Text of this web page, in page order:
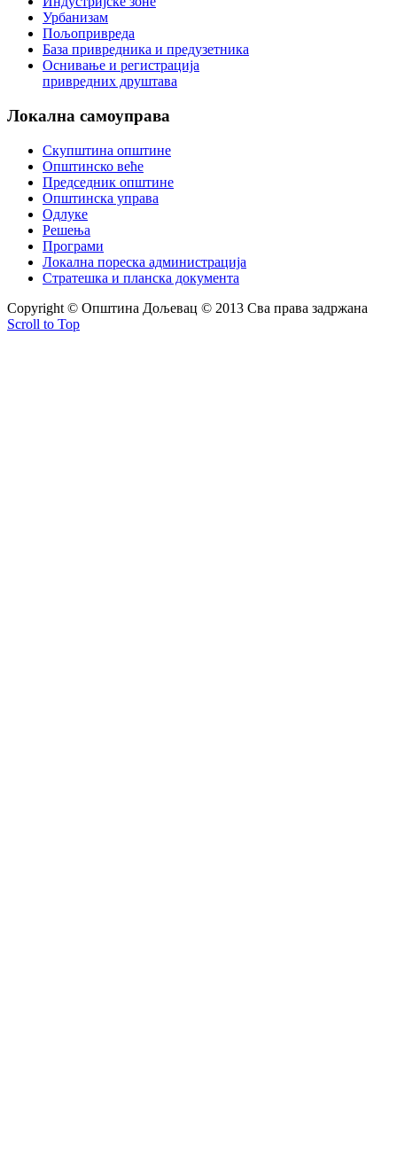
Урбанизам
Пољопривреда
База привредника и предузетника
Оснивање и регистрација
привредних друштава
Локална самоуправа
Скупштина општине
Општинско веће
Председник општине
Општинска управа
Одлуке
Решења
Програми
Локална пореска администрација
Стратешка и планска документа
Copyright © Oпштина Дољевац © 2013 Сва права задржана
Scroll to Top